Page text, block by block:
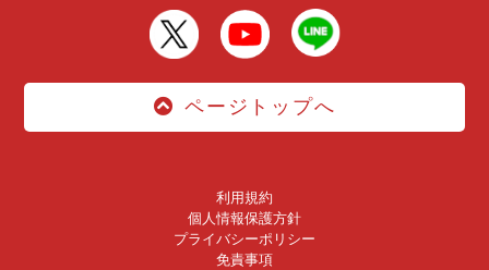
ページトップへ
利用規約
個人情報保護方針
プライバシーポリシー
免責事項